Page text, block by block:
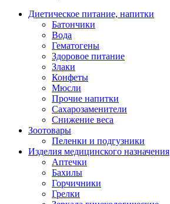
Диетическое питание, напитки
Батончики
Вода
Гематогены
Здоровое питание
Злаки
Конфеты
Мюсли
Прочие напитки
Сахарозаменители
Снижение веса
Зоотовары
Пеленки и подгузники
Изделия медицинского назначения
Аптечки
Бахилы
Горчичники
Грелки